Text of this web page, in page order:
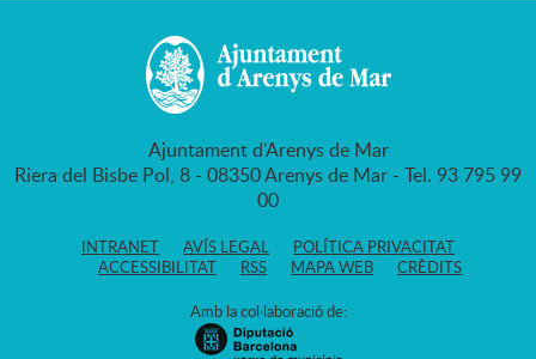
Ajuntament d'Arenys de Mar
Riera del Bisbe Pol, 8 - 08350 Arenys de Mar - Tel. 93 795 99
00
INTRANET AVÍS LEGAL
POLÍTICA PRIVACITAT
ACCESSIBILITAT
RSS MAPA WEB CRÈDITS
Amb la col·laboració de: